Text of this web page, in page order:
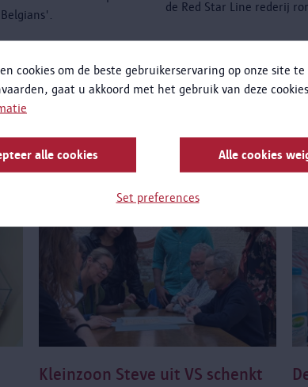
cookies om de beste gebruikerservaring op onze site te
gaat u akkoord met het gebruik van deze cookies.
alle cookies Alle cookies
Set preferences
de Red Star Line rederij
Kleinzoon Steve uit VS schenkt